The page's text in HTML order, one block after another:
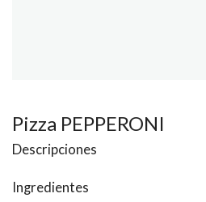
Pizza PEPPERONI
Descripciones
Ingredientes